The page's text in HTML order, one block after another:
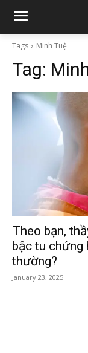
Tags Minh Tuệ
Tag:
Theo bạn,
bậc tu chứng
thường?
January 23, 2025